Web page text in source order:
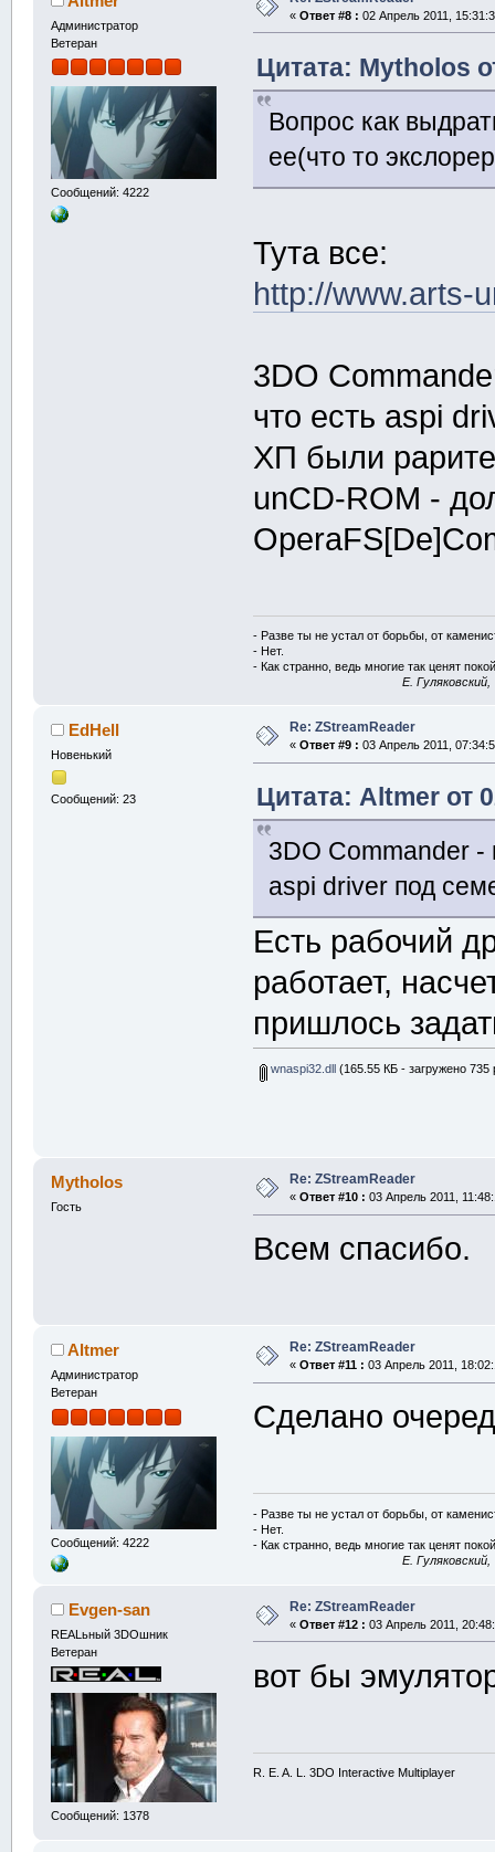
Администратор
Ветеран
Сообщений: 4222
« Ответ #8 : 02 Апрель 2011,
Цитата: Mytholos
Вопрос как
ее(что то
Тута все:
http://www.arts-
3DO
что есть aspi
ХП были
unCD-ROM -
- Разве ты не устал от борьбы, от
- Нет.
- Как странно, ведь многие так ценят
E.
EdHell
Новенький
Сообщений: 23
Re: ZStreamReader
« Ответ #9 : 03 Апрель 2011,
Цитата: Altmer от
3DO Commander -
aspi driver под
Есть рабочий
работает,
пришлось
wnaspi32.dll(165.55 КБ - загружено 735
Mytholos
Гость
Re: ZStreamReader
« Ответ #10 : 03 Апрель 2011,
Всем спасибо.
Altmer
Администратор
Ветеран
Сообщений: 4222
Re: ZStreamReader
« Ответ #11 : 03 Апрель 2011,
Сделано
- Разве ты не устал от борьбы, от
- Нет.
- Как странно, ведь многие так ценят
E.
Evgen-san
REALьный 3DOшник
Ветеран
Сообщений: 1378
Re: ZStreamReader
« Ответ #12 : 03 Апрель 2011,
вот бы
R. E. A. L. 3DO Interactive Multiplayer